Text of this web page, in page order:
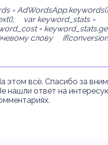
=
var keyword_stats =
=
слову
этом всё. Спасибо за
нашли ответ на